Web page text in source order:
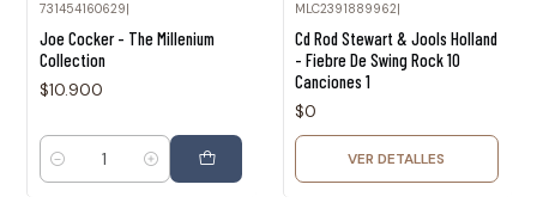
731454160629
Joe Cocker - The Millenium
Collection
$10.900
Cantidad
MLC2391889962
Cd Rod Stewart & Jools Holland
- Fiebre De Swing Rock 10
Canciones 1
$0
VER DETALLES